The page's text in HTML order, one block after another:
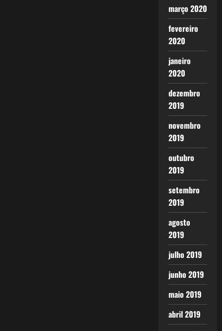
março 2020
fevereiro
2020
janeiro
2020
dezembro
2019
novembro
2019
outubro
2019
setembro
2019
agosto
2019
julho 2019
junho 2019
maio 2019
abril 2019